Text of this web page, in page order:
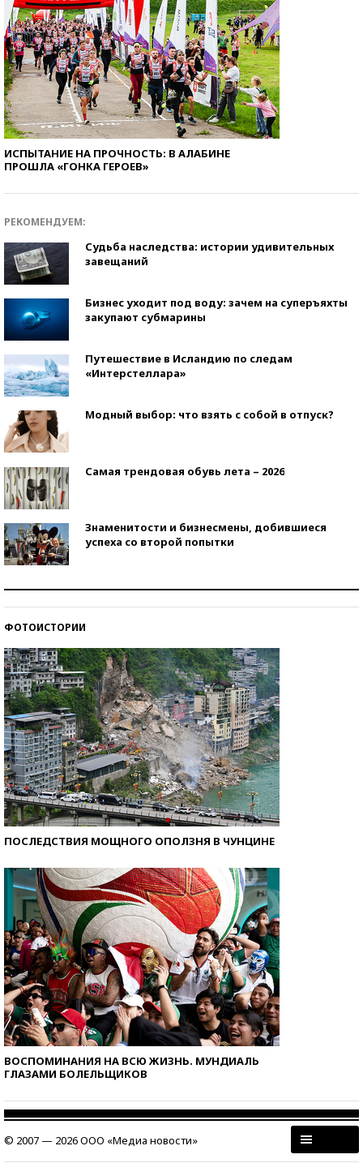
ИСПЫТАНИЕ НА ПРОЧНОСТЬ: В АЛАБИНЕ
ПРОШЛА «ГОНКА ГЕРОЕВ»
РЕКОМЕНДУЕМ:
Судьба наследства: истории удивительных
завещаний
Бизнес уходит под воду: зачем на суперъяхты
закупают субмарины
Путешествие в Исландию по следам
«Интерстеллара»
Модный выбор: что взять с собой в отпуск?
Самая трендовая обувь лета – 2026
Знаменитости и бизнесмены, добившиеся
успеха со второй попытки
ФОТОИСТОРИИ
ПОСЛЕДСТВИЯ МОЩНОГО ОПОЛЗНЯ В ЧУНЦИНЕ
ВОСПОМИНАНИЯ НА ВСЮ ЖИЗНЬ. МУНДИАЛЬ
ГЛАЗАМИ БОЛЕЛЬЩИКОВ
© 2007 — 2026 ООО «Медиа новости»